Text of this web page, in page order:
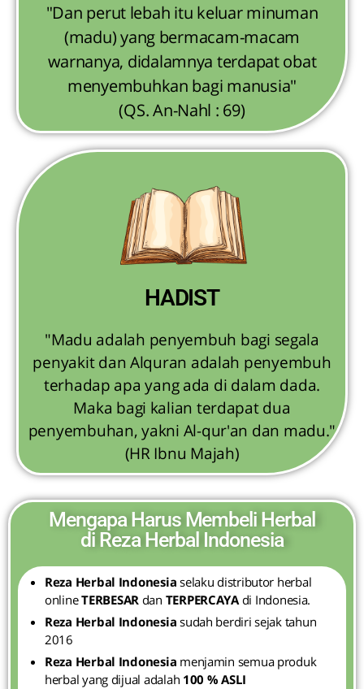
"Dan perut lebah itu keluar minuman
(madu) yang bermacam-macam
warnanya, didalamnya terdapat obat
menyembuhkan bagi manusia"
(QS. An-Nahl : 69)
HADIST
"Madu adalah penyembuh bagi segala
penyakit dan Alquran adalah penyembuh
terhadap apa yang ada di dalam dada.
Maka bagi kalian terdapat dua
penyembuhan, yakni Al-qur'an dan madu."
(HR Ibnu Majah)
Mengapa Harus Membeli Herbal
di Reza Herbal Indonesia
Reza Herbal Indonesia selaku distributor herbal
onlineTERBESARdan TERPERCAYAdi Indonesia.
Reza Herbal Indonesia sudah berdiri sejak tahun
2016
Reza Herbal Indonesia menjamin semua produk
herbal yang dijual adalah 100 % ASLI